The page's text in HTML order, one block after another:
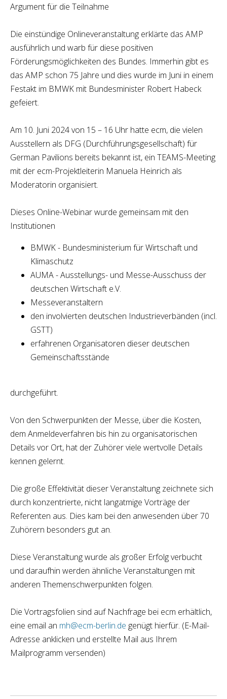
Argument für die Teilnahme
Die einstündige Onlineveranstaltung erklärte das AMP
ausführlich und warb für diese positiven
Förderungsmöglichkeiten des Bundes. Immerhin gibt es
das AMP schon 75 Jahre und dies wurde im Juni in einem
Festakt im BMWK mit Bundesminister Robert Habeck
gefeiert.
Am 10. Juni 2024 von 15 – 16 Uhr hatte ecm, die vielen
Ausstellern als DFG (Durchführungsgesellschaft) für
German Pavilions bereits bekannt ist, ein TEAMS-Meeting
mit der ecm-Projektleiterin Manuela Heinrich als
Moderatorin organisiert.
Dieses Online-Webinar wurde gemeinsam mit den
Institutionen
BMWK - Bundesministerium für Wirtschaft und
Klimaschutz
AUMA - Ausstellungs- und Messe-Ausschuss der
deutschen Wirtschaft e.V.
Messeveranstaltern
den involvierten deutschen Industrieverbänden (incl.
GSTT)
erfahrenen Organisatoren dieser deutschen
Gemeinschaftsstände
durchgeführt.
Von den Schwerpunkten der Messe, über die Kosten,
dem Anmeldeverfahren bis hin zu organisatorischen
Details vor Ort, hat der Zuhörer viele wertvolle Details
kennen gelernt.
Die große Effektivität dieser Veranstaltung zeichnete sich
durch konzentrierte, nicht langatmige Vorträge der
Referenten aus. Dies kam bei den anwesenden über 70
Zuhörern besonders gut an.
Diese Veranstaltung wurde als großer Erfolg verbucht
und daraufhin werden ähnliche Veranstaltungen mit
anderen Themenschwerpunkten folgen.
Die Vortragsfolien sind auf Nachfrage bei ecm erhältlich,
eine email an mh@ecm-berlin.de genügt hierfür. (E-Mail-
Adresse anklicken und erstellte Mail aus Ihrem
Mailprogramm versenden)